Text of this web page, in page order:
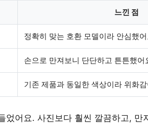
느낀 점
정확히 맞는 호환 모델이라 안심했
손으로 만져보니 단단하고 튼튼했어
기존 제품과 동일한 색상이라 위화
었어요. 사진보다 훨씬 깔끔하고, 만